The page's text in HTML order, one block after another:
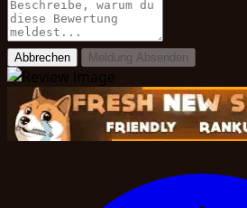
Abbrechen Meldung Absenden